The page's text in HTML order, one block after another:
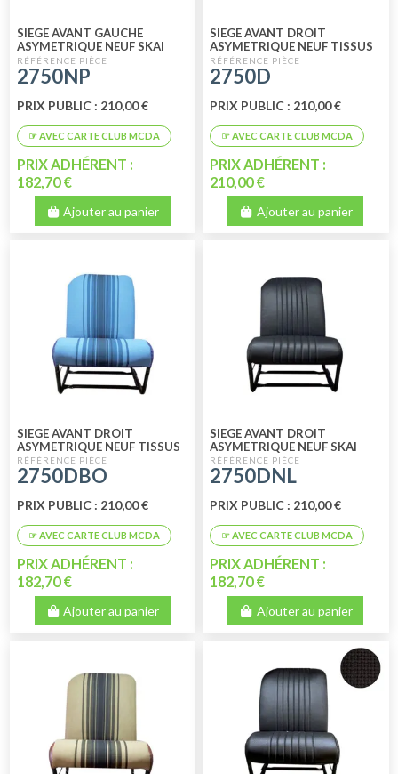
SIEGE AVANT GAUCHE
ASYMETRIQUE NEUF SKAI
NOIR PERFORE
2750NP
PRIX PUBLIC : 210,00 €
PRIX ADHÉRENT :
182,70 €
Ajouter au panier
SIEGE AVANT DROIT
ASYMETRIQUE NEUF TISSUS
CHARLESTON
2750D
PRIX PUBLIC : 210,00 €
PRIX ADHÉRENT :
210,00 €
Ajouter au panier
SIEGE AVANT DROIT
ASYMETRIQUE NEUF TISSUS
BLEU RAYE
2750DBO
PRIX PUBLIC : 210,00 €
PRIX ADHÉRENT :
182,70 €
Ajouter au panier
SIEGE AVANT DROIT
ASYMETRIQUE NEUF SKAI
NOIR LISSE
2750DNL
PRIX PUBLIC : 210,00 €
PRIX ADHÉRENT :
182,70 €
Ajouter au panier